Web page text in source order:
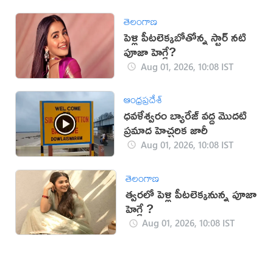
తెలంగాణ
పెళ్లి పీటలెక్కబోతోన్న స్టార్ నటి
పూజా హెగ్డే?
Aug 01, 2026, 10:08 IST
ఆంధ్రప్రదేశ్
ధవళేశ్వరం బ్యారేజ్ వద్ద మొదటి
ప్రమాద హెచ్చరిక జారీ
Aug 01, 2026, 10:08 IST
తెలంగాణ
త్వరలో పెళ్లి పీటలెక్కనున్న పూజా
హెగ్డే ?
Aug 01, 2026, 10:08 IST